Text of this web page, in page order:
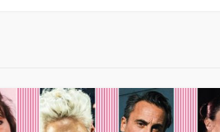
Rádio Sintonia 9 horas atrás